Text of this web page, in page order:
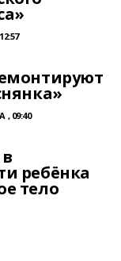
, 09:40
ребёнка
тело